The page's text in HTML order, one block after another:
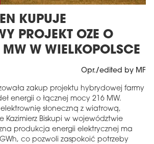
KUPUJE
PROJEKT OZE O
W WIELKOPOLSCE
Opr./edited by MF
zakup projektu hybrydowej farmy
energii o łącznej mocy 216 MW.
słoneczną z wiatrową,
Kazimierz Biskupi w województwie
produkcja energii elektrycznej ma
co pozwoli zaspokoić potrzeby